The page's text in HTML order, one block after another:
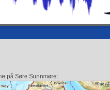
FRÅ VAKKER
NORDVESTLANDET
LINKER
på Søre Sunnmøre: